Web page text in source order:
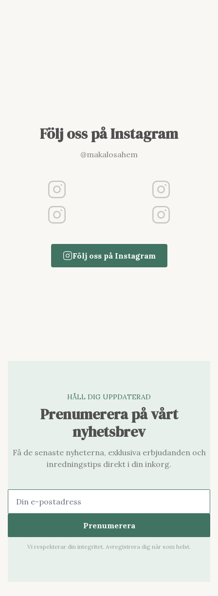
Följ oss på Instagram
@makalosahem
Följ oss på Instagram
HÅLL DIG UPPDATERAD
Prenumerera på vårt
nyhetsbrev
Få de senaste nyheterna, exklusiva erbjudanden och
inredningstips direkt i din inkorg.
Prenumerera
Vi respekterar din integritet. Avregistrera dig när som helst.